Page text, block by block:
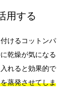
用する
けるコットンパ
乾燥が気になる
れると効果的で
蒸発させてしま